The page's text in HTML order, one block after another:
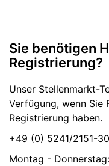
Sie benötigen
Registrierung?
Unser Stellenmarkt-
Verfügung, wenn Sie
Registrierung haben.
+49 (0) 5241/2151-
Montag -